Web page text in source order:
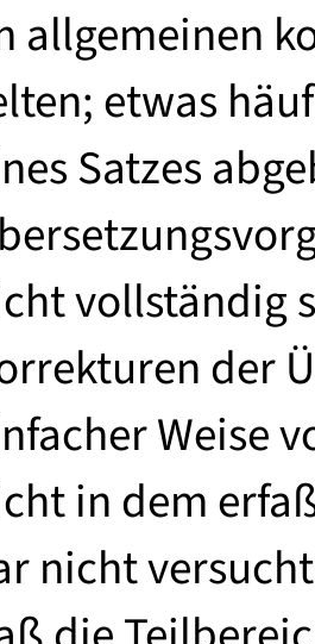
allgemeinen
etwas
Satzes
vollständig
der
Weise
in dem
nicht